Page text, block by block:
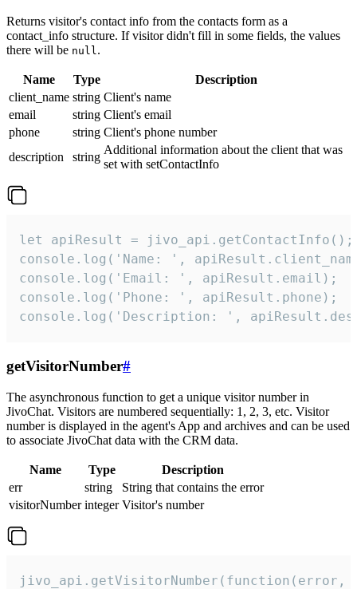
Returns visitor's contact info from the contacts form as a
contact_info structure. If visitor didn't fill in some fields, the values
there will be null.
Name Type
Description
client_name string Client's name
email
string Client's email
phone
string Client's phone number
description
string
Additional information about the client that was
set with setContactInfo
let apiResult = jivo_api.getContactInfo();
console.log('Name: ',
console.log('Email: ', apiResult.email);
console.log('Phone: ', apiResult.phone);
console.log('Description: ',
getVisitorNumber#
The asynchronous function to get a unique visitor number in
JivoChat. Visitors are numbered sequentially: 1, 2, 3, etc. Visitor
number is displayed in the agent's App and archives and can be used
to associate JivoChat data with the CRM data.
Name Type
Description
err
string
String that contains the error
visitorNumber integer Visitor's number
jivo_api.getVisitorNumber(function(error,